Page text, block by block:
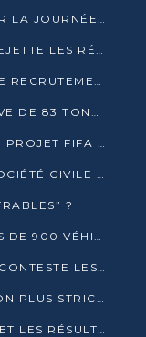
HENRI DJOMBO À L’HONNEUR POUR LA JOURNÉE MONDIALE DU THÉÂTRE
PRÉSIDENTIELLE : DESTIN GAVET REJETTE LES RÉSULTATS ET APPELLE À UN DIALOGUE NATIONAL
ENSEIGNEMENT : L’ENFICE LANCE LE RECRUTEMENT DE SA PREMIÈRE PROMOTION DE PROFESSEURS DES ÉCOLES
AGL MET SUR RAIL UNE LOCOMOTIVE DE 83 TONNES À POINTE-NOIRE
FOOTBALL : LE CONGO OBTIENT LE PROJET FIFA ARENA POUR SES 15 DÉPARTEMENTS
GOUVERNANCE FORESTIÈRE : LA SOCIÉTÉ CIVILE CONGOLAISE AFFICHE SES PRIORITÉS POUR 2026
?
CONGO TERMINAL DÉCHARGE PLUS DE 900 VÉHICULES EN QUELQUES HEURES
PRÉSIDENTIELLE : DAVE MAFOULA CONTESTE LES RÉSULTATS PROVISOIRES
LA DGSP ANNONCE UNE RÉPRESSION PLUS STRICTE CONTRE LES MOTO-TAXIS
PRÉSIDENTIELLE : LA CNEI TRANSMET LES RÉSULTATS PROVISOIRES À LA COUR CONSTITUTIONNELLE